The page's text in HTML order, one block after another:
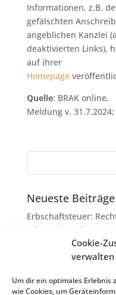
Cookie-
verwalten
Um dir ein optimales
wie Cookies, um
Informationen, z.B.
gefälschten
angeblichen Kanzlei
deaktivierten Links),
auf ihrer
Homepage
Quelle: BRAK online,
Meldung v. 31.7.2024;
Neueste Beiträge
Erbschaftsteuer:
Umsatzsteuer-
Keine Steuerfreiheit